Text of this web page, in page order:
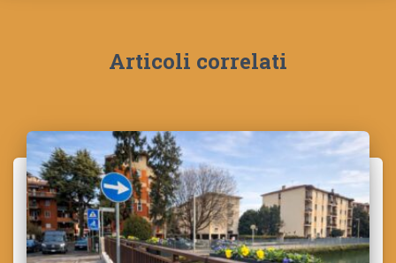
Articoli correlati